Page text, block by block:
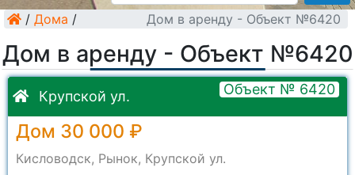
/ Дома / Дом в аренду - Объект №6420
Дом в аренду - Объект №6420
Крупской ул. Объект № 6420
Дом 30 000 ₽
Кисловодск, Рынок, Крупской ул.